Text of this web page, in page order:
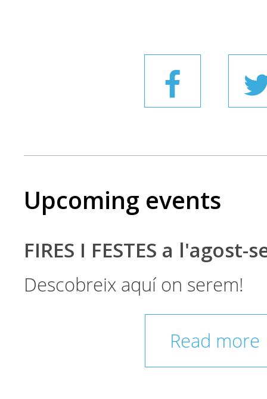
Upcoming events
FIRES I FESTES a l'agost-
Descobreix aquí on serem!
Read more